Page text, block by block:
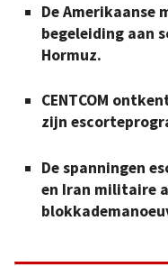
De Amerikaanse
begeleiding aan
Hormuz.
CENTCOM
zijn
De spanningen
en Iran militaire